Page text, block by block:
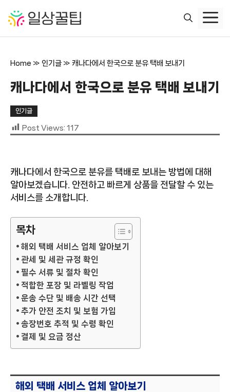
Home » 인기글 » 캐나다에서 한국으로 분유 택배 보내기
캐나다에서 한국으로 분유 택배 보내기
인기글
Post Views: 117
캐나다에서 한국으로 분유를 택배로 보내는 방법에 대해
알아보겠습니다. 안전하고 빠르게 상품을 전달할 수 있는
서비스를 소개합니다.
목차
해외 택배 서비스 업체 알아보기
관세 및 세관 규정 확인
필수 서류 및 절차 확인
적합한 포장 및 라벨링 작업
운송 수단 및 배송 시간 선택
추가 안전 조치 및 보험 가입
송장번호 추적 및 수령 확인
결제 및 요금 정산
해외 택배 서비스 업체 알아보기